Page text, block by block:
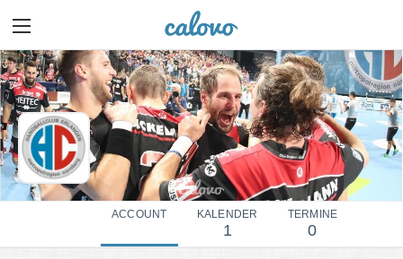
ACCOUNT KALENDER
1
TERMINE
0